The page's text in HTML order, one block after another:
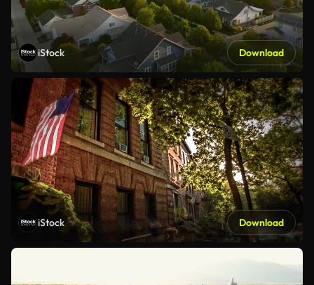
iStock Download
iStock Download